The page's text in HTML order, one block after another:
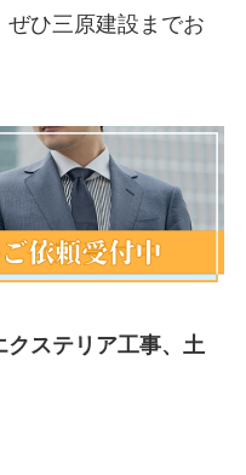
ひ三原建設までお
ステリア工事、土